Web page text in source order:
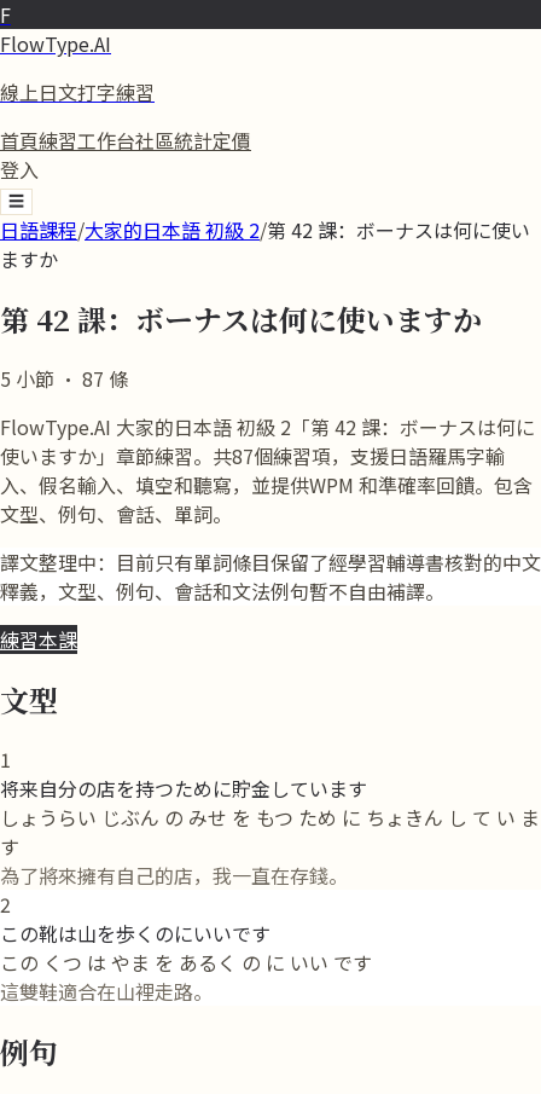
F
FlowType.AI
線上日文打字練習
首頁練習工作台社區統計定價
登入
☰
日語課程/大家的日本語 初級 2/第 42 課：ボーナスは何に使い
ますか
第 42 課：ボーナスは何に使いますか
5 小節 · 87 條
FlowType.AI 大家的日本語 初級 2「第 42 課：ボーナスは何に
使いますか」章節練習。共87個練習項，支援日語羅馬字輸
入、假名輸入、填空和聽寫，並提供WPM 和準確率回饋。包含
文型、例句、會話、單詞。
譯文整理中：目前只有單詞條目保留了經學習輔導書核對的中文
釋義，文型、例句、會話和文法例句暫不自由補譯。
練習本課
文型
1
将来自分の店を持つために貯金しています
しょうらい じぶん の みせ を もつ ため に ちょきん し て い ま
す
為了將來擁有自己的店，我一直在存錢。
2
この靴は山を歩くのにいいです
この くつ は やま を あるく の に いい です
這雙鞋適合在山裡走路。
例句